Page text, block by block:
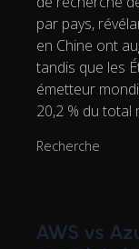
par pays,
en Chine ont
tandis que les
émetteur
20,2 % du total
Recherche
AWS vs